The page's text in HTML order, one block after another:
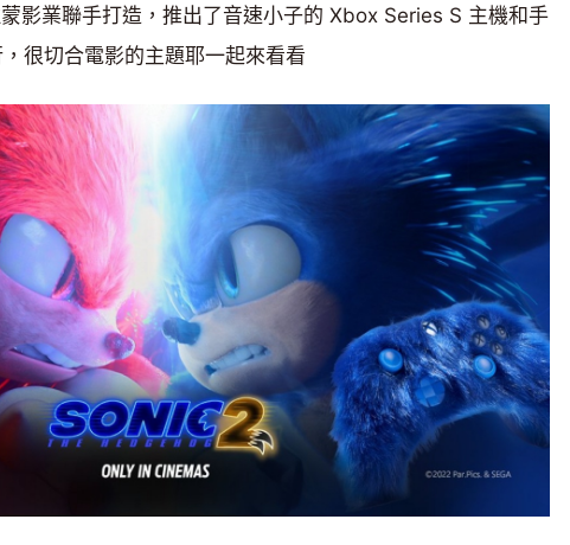
影業聯手打造，推出了音速小子的 Xbox Series S 主機和手
很切合電影的主題耶一起來看看